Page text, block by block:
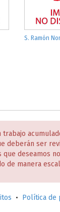
S. Ramón
ser
deseamos
de manera
• Política de